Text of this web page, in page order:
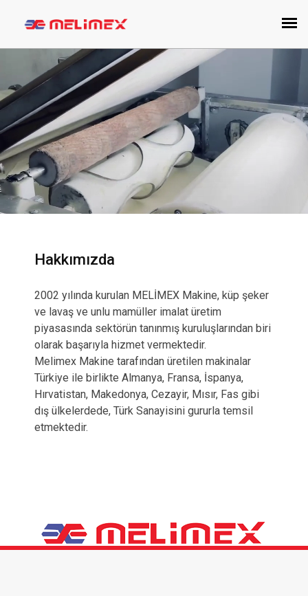
Hakkımızda
2002 yılında kurulan MELİMEX Makine, küp şeker
ve lavaş ve unlu mamüller imalat üretim
piyasasında sektörün tanınmış kuruluşlarından biri
olarak başarıyla hizmet vermektedir.
Melimex Makine tarafından üretilen makinalar
Türkiye ile birlikte Almanya, Fransa, İspanya,
Hırvatistan, Makedonya, Cezayir, Mısır, Fas gibi
dış ülkelerdede, Türk Sanayisini gururla temsil
etmektedir.